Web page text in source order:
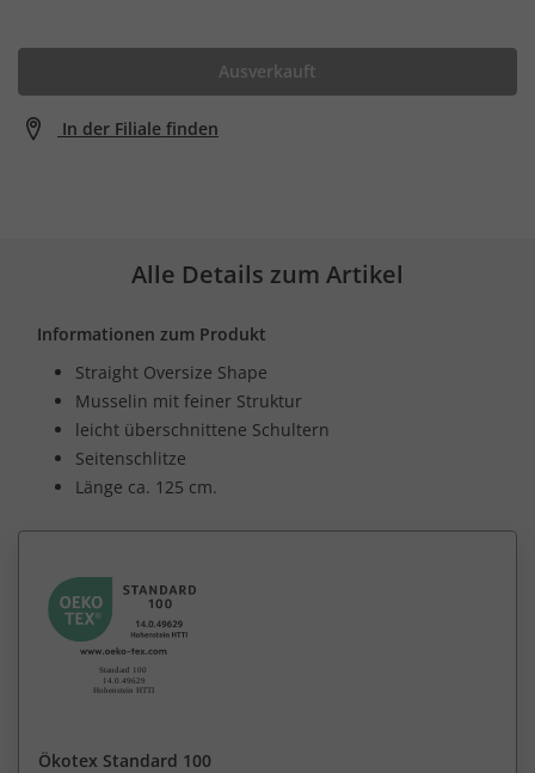
Ausverkauft
In der Filiale finden
Alle Details zum Artikel
Informationen zum Produkt
Straight Oversize Shape
Musselin mit feiner Struktur
leicht überschnittene Schultern
Seitenschlitze
Länge ca. 125 cm.
Ökotex Standard 100